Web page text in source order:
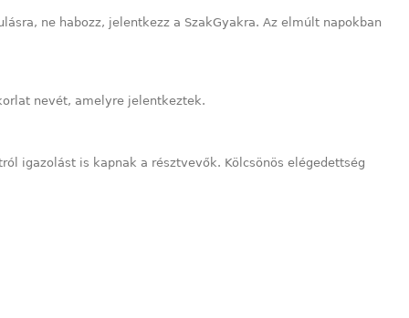
ne habozz, jelentkezz a SzakGyakra. Az elmúlt napokban
nevét, amelyre jelentkeztek.
igazolást is kapnak a résztvevők. Kölcsönös elégedettség